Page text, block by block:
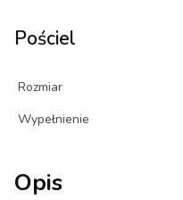
Pościel
Rozmiar
Wypełnienie
Opis